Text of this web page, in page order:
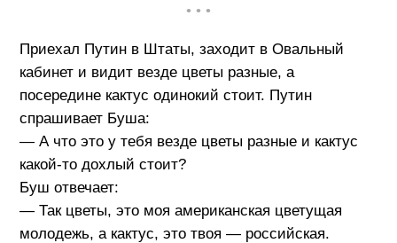
• • •
Приехал Путин в Штаты, заходит в Овальный
кабинет и видит везде цветы разные, а
посередине кактус одинокий стоит. Путин
спрашивает Буша:
— А что это у тебя везде цветы разные и кактус
какой-то дохлый стоит?
Буш отвечает:
— Так цветы, это моя американская цветущая
молодежь, а кактус, это твоя — российская.